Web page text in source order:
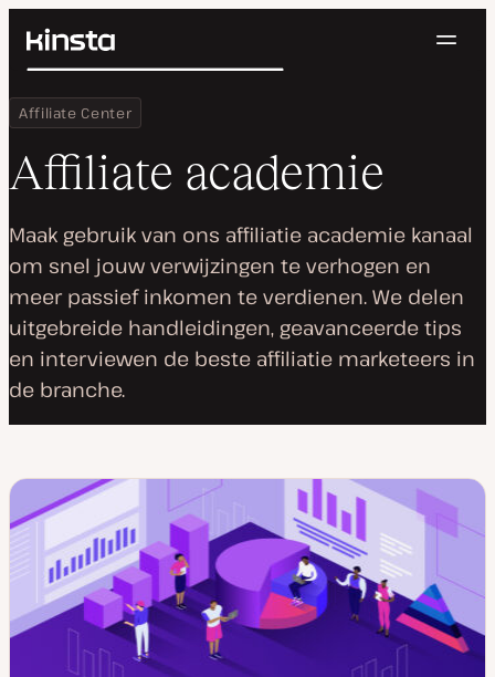
Kinsta®
Platform
Oplossingen
Prijzen
Bronnen
Zoeken
Inloggen
Home
Affiliate Center
Affiliate academie
Affiliate academie
Maak gebruik van ons affiliatie academie kanaal
om snel jouw verwijzingen te verhogen en
meer passief inkomen te verdienen. We delen
uitgebreide handleidingen, geavanceerde tips
en interviewen de beste affiliatie marketeers in
de branche.